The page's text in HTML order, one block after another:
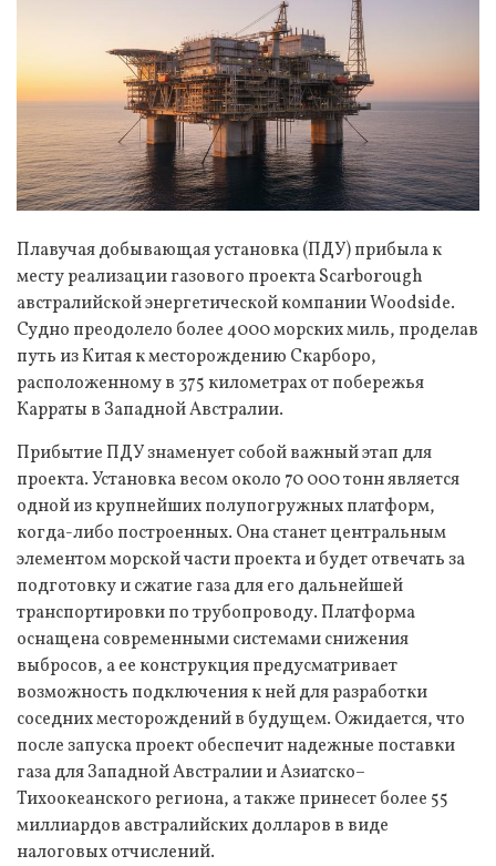
Плавучая добывающая установка (ПДУ) прибыла к
месту реализации газового проекта Scarborough
австралийской энергетической компании Woodside.
Судно преодолело более 4000 морских миль, проделав
путь из Китая к месторождению Скарборо,
расположенному в 375 километрах от побережья
Карраты в Западной Австралии.
Прибытие ПДУ знаменует собой важный этап для
проекта. Установка весом около 70 000 тонн является
одной из крупнейших полупогружных платформ,
когда-либо построенных. Она станет центральным
элементом морской части проекта и будет отвечать за
подготовку и сжатие газа для его дальнейшей
транспортировки по трубопроводу. Платформа
оснащена современными системами снижения
выбросов, а ее конструкция предусматривает
возможность подключения к ней для разработки
соседних месторождений в будущем. Ожидается, что
после запуска проект обеспечит надежные поставки
газа для Западной Австралии и Азиатско–
Тихоокеанского региона, а также принесет более 55
миллиардов австралийских долларов в виде
налоговых отчислений.